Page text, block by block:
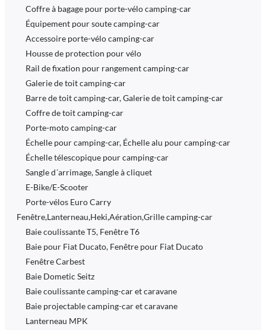
Coffre à bagage pour porte-vélo camping-car
Équipement pour soute camping-car
Accessoire porte-vélo camping-car
Housse de protection pour vélo
Rail de fixation pour rangement camping-car
Galerie de toit camping-car
Barre de toit camping-car, Galerie de toit camping-car
Coffre de toit camping-car
Porte-moto camping-car
Échelle pour camping-car, Échelle alu pour camping-car
Échelle télescopique pour camping-car
Sangle d´arrimage, Sangle à cliquet
E-Bike/E-Scooter
Porte-vélos Euro Carry
Fenêtre,Lanterneau,Heki,Aération,Grille camping-car
Baie coulissante T5, Fenêtre T6
Baie pour Fiat Ducato, Fenêtre pour Fiat Ducato
Fenêtre Carbest
Baie Dometic Seitz
Baie coulissante camping-car et caravane
Baie projectable camping-car et caravane
Lanterneau MPK